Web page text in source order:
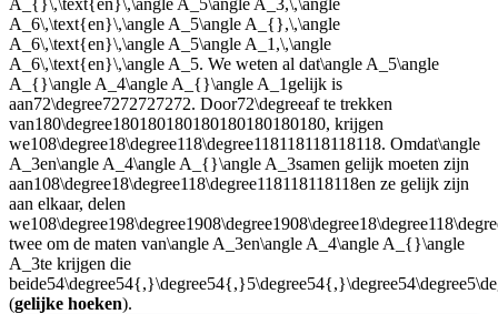
A_6\,\text{en}\,\angle A_5\angle A_{},\,\angle
A_6\,\text{en}\,\angle A_5\angle A_1,\,\angle
A_6\,\text{en}\,\angle A_5. We weten al dat\angle A_5\angle
A_{}\angle A_4\angle A_{}\angle A_1 gelijk is
aan72\degree7272727272. Door72\degreeaf te trekken
van180\degree180180180180180180180180, krijgen
we108\degree18\degree118\degree118118118118118. Omdat\angle
A_3en\angle A_4\angle A_{}\angle A_3samen gelijk moeten zijn
aan108\degree18\degree118\degree118118118118en ze gelijk zijn
aan elkaar, delen
we
twee om de maten van\angle A_3en\angle A_4\angle A_{}\angle
A_3te krijgen die
beide
(gelijke hoeken).